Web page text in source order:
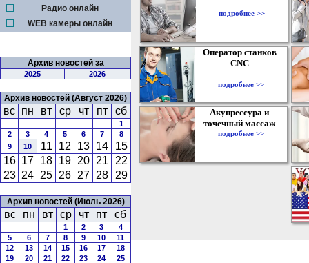
Радио онлайн
WEB камеры онлайн
Архив новостей за
2025 2026
Архив новостей (Август 2026)
вс пн вт ср чт пт сб
1
2
3 4 5 6 7
8
9
10 11 12 13 14
15
16 17 18 19 20 21
22
23 24 25 26 27 28 29
Архив новостей (Июль 2026)
вс пн вт ср чт пт сб
1 2 3
4
5
6 7 8 9 10
11
12
13 14 15 16 17
18
19
20 21 22 23 24
25
подробнее >>
Оператор станков
CNC
подробнее >>
Акупрессура и
точечный массаж
подробнее >>